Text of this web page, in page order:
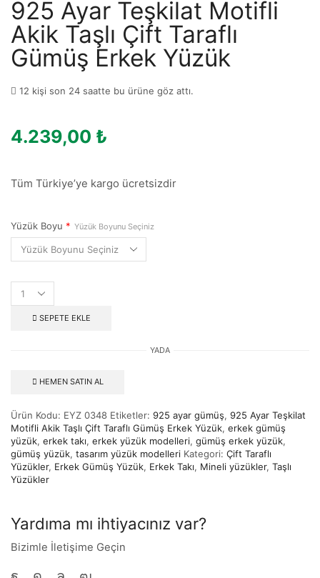
925 Ayar Teşkilat Motifli
Akik Taşlı Çift Taraflı
Gümüş Erkek Yüzük
12 kişi son 24 saatte bu ürüne göz attı.
4.239,00 ₺
Tüm Türkiye’ye kargo ücretsizdir
Yüzük Boyu * Yüzük Boyunu Seçiniz
SEPETE EKLE
YADA
HEMEN SATIN AL
Ürün Kodu: EYZ 0348 Etiketler: 925 ayar gümüş, 925 Ayar Teşkilat
Motifli Akik Taşlı Çift Taraflı Gümüş Erkek Yüzük, erkek gümüş
yüzük, erkek takı, erkek yüzük modelleri, gümüş erkek yüzük,
gümüş yüzük, tasarım yüzük modelleri Kategori: Çift Taraflı
Yüzükler, Erkek Gümüş Yüzük, Erkek Takı, Mineli yüzükler, Taşlı
Yüzükler
Yardıma mı ihtiyacınız var?
Bizimle İletişime Geçin